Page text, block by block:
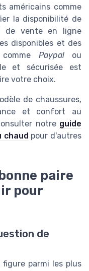
américains comme
la disponibilité de
de vente en ligne
disponibles et des
Paypalou
et sécurisée est
votre choix.
de chaussures,
et confort au
notre guide
pour d'autres
paire
pour
de
parmi les plus